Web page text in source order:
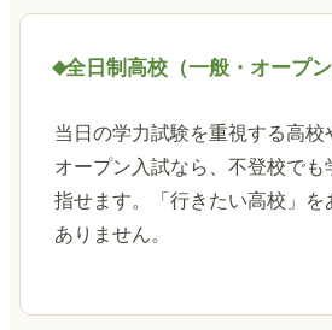
全日制高校（一般・オープン
当日の学力試験を重視する高校
オープン入試なら、不登校でも
指せます。「行きたい高校」を
ありません。